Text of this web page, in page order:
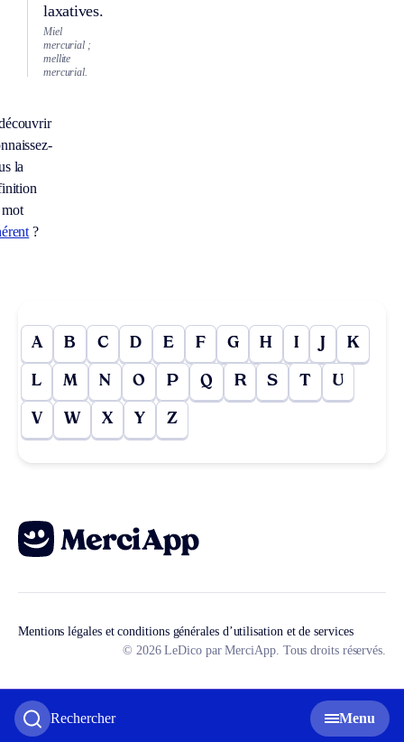
Rechercher Menu
laxatives.
Miel
mercurial ;
mellite
mercurial.
la
?
A B C D E F G H I J K
L M N O P Q R S T U
V W X Y Z
Mentions légales et conditions générales d’utilisation et de services
© 2026 LeDico par MerciApp. Tous droits réservés.